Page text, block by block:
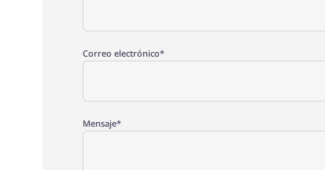
Correo electrónico*
Mensaje*